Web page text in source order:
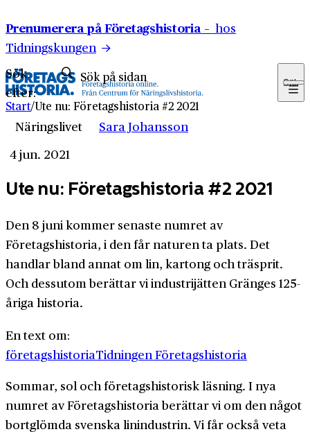
Prenumerera på Företagshistoria – hos
Tidningskungen
Sök
efter:
Sök
Start/Ute nu: Företagshistoria #2 2021
Näringslivet
Sara Johansson
4 jun. 2021
Ute nu: Företagshistoria #2 2021
Den 8 juni kommer senaste numret av
Företagshistoria, i den får naturen ta plats. Det
handlar bland annat om lin, kartong och träsprit.
Och dessutom berättar vi industrijätten Gränges 125-
åriga historia.
En text om:
företagshistoriaTidningen Företagshistoria
Sommar, sol och företagshistorisk läsning. I nya
numret av Företagshistoria berättar vi om den något
bortglömda svenska linindustrin. Vi får också veta